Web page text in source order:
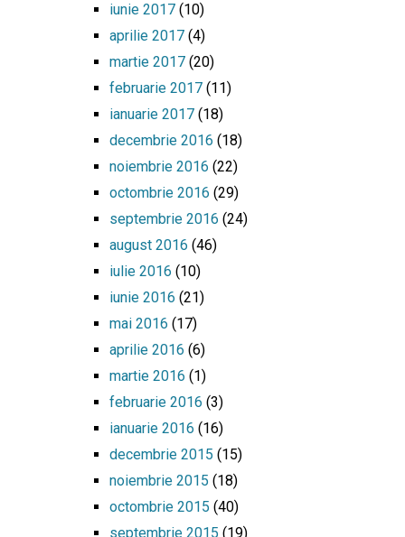
iunie 2017(10)
aprilie 2017(4)
martie 2017(20)
februarie 2017(11)
ianuarie 2017(18)
decembrie 2016 (18)
noiembrie 2016 (22)
octombrie 2016 (29)
septembrie 2016 (24)
august 2016 (46)
iulie 2016 (10)
iunie 2016 (21)
mai 2016 (17)
aprilie 2016 (6)
martie 2016 (1)
februarie 2016 (3)
ianuarie 2016 (16)
decembrie 2015 (15)
noiembrie 2015 (18)
octombrie 2015 (40)
septembrie 2015 (19)